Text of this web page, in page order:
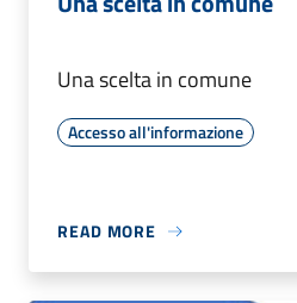
Una scelta in comune
Accesso all'informazione
READ MORE